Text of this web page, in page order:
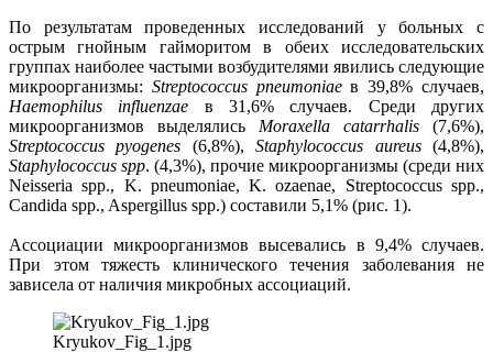
По результатам проведенных исследований у больных с
острым гнойным гайморитом в обеих исследовательских
группах наиболее частыми возбудителями явились следующие
микроорганизмы: Streptococcus pneumoniaeв 39,8% случаев,
Haemophilus influenzae в 31,6% случаев. Среди других
микроорганизмов выделялись Moraxella catarrhalis (7,6%),
Streptococcus pyogenes (6,8%),Staphylococcus aureus(4,8%),
Staphylococcus spp. (4,3%), прочие микроорганизмы (среди них
Neisseria spp., K. pneumoniae, K. ozaenae, Streptococcus spp.,
Candida spp., Aspergillus spp.) составили 5,1% (рис. 1).
Ассоциации микроорганизмов высевались в 9,4% случаев.
При этом тяжесть клинического течения заболевания не
зависела от наличия микробных ассоциаций.
Kryukov_Fig_1.jpg